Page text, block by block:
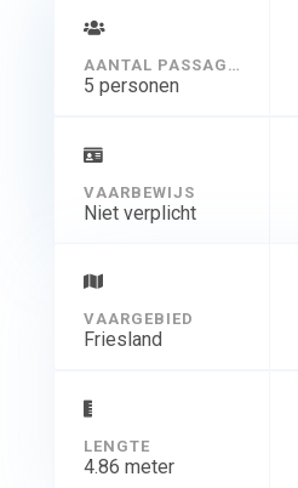
AANTAL PASSAGIERS
5 personen
VAARBEWIJS
Niet verplicht
VAARGEBIED
Friesland
LENGTE
4.86 meter